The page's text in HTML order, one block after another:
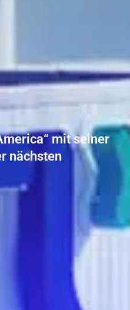
mit seiner
nächsten